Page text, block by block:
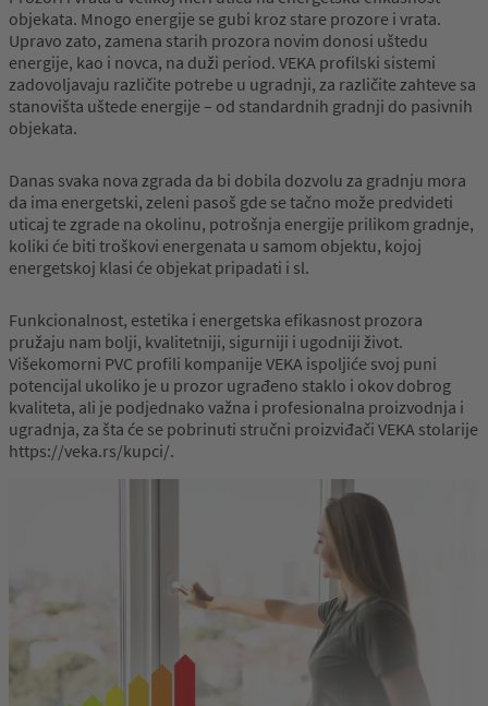
objekata. Mnogo energije se gubi kroz stare prozore i vrata.
Upravo zato, zamena starih prozora novim donosi uštedu
energije, kao i novca, na duži period. VEKA profilski sistemi
zadovoljavaju različite potrebe u ugradnji, za različite zahteve sa
stanovišta uštede energije – od standardnih gradnji do pasivnih
objekata.
Danas svaka nova zgrada da bi dobila dozvolu za gradnju mora
da ima energetski, zeleni pasoš gde se tačno može predvideti
uticaj te zgrade na okolinu, potrošnja energije prilikom gradnje,
koliki će biti troškovi energenata u samom objektu, kojoj
energetskoj klasi će objekat pripadati i sl.
Funkcionalnost, estetika i energetska efikasnost prozora
pružaju nam bolji, kvalitetniji, sigurniji i ugodniji život.
Višekomorni PVC profili kompanije VEKA ispoljiće svoj puni
potencijal ukoliko je u prozor ugrađeno staklo i okov dobrog
kvaliteta, ali je podjednako važna i profesionalna proizvodnja i
ugradnja, za šta će se pobrinuti stručni proizviđači VEKA stolarije
https://veka.rs/kupci/.